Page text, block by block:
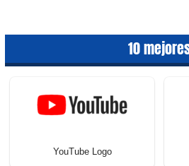
10
YouTube Logo